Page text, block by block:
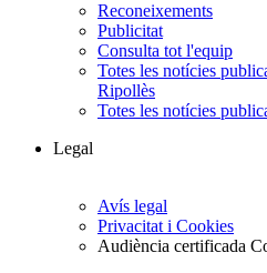
Reconeixements
Publicitat
Consulta tot l'equip
Totes les notícies
Ripollès
Totes les notícies
Legal
Avís legal
Privacitat i Cookies
Audiència certificada